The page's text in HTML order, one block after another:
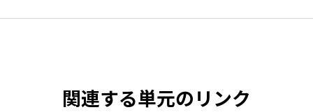
関連する単元のリンク